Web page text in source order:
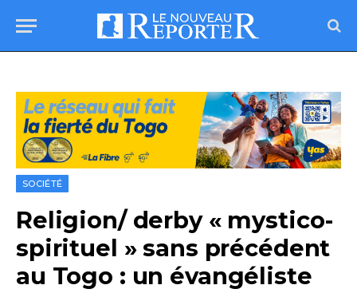
SOCIÉTÉ
Religion/ derby « mystico-
spirituel » sans précédent
au Togo : un évangéliste